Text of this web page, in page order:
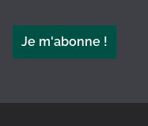
e
s
e
Je m'abonne !